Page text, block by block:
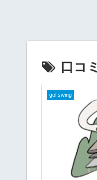
口コミ
golfswing